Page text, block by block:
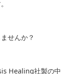
せんか？
Healing社製の中